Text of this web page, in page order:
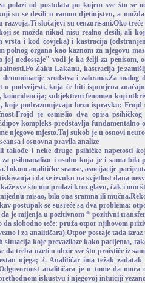
polazi od postulata po kojem sve što
su se desili u ranom djetinjstvu, a
razvoja.Ti slučajevi su cenzurisani.Oko
se možda nikad nisu realno desili, ali
vrsta i kod čovjeka) i kastracija
polnog organa kao kaznom za njegovu
joj nedostaje" vodi je ka želji za penisom,
Žaku Lakanu, kastracija je
denominacije srodstva i zabrana.Za
u podsvijesti, koja će biti ispunjena
koincidencija; subjektivni fenomen koji
koje podrazumjevaju brzu ispravku: Frojd
je osmislio dva opisa
kompleks predstavlja
njegovo mjesto.Taj sukob je u osnovi
i osnovna pravila analize
takođe i neke druge psihičke napetosti
psihoanalizu i osobu koja je i sama
analitičke seanse, asocijacije
i da se izvuku na svjetlost dana
sve što mu prolazi kroz glavu, čak i ono
misao, bila ona sramna ili
postupak se susreće sa dva problema:
je mijenja u pozitivnom * pozitivni
da slobodno teče: pruža otpor njihovom
i za analitičara).Otpor postaje tada
situacija koje prevazilaze kako pacijenta,
da treba uzeti u obzir sve što proističe iz
njega; 2. Analitičar ima težak
analitičara je u tome da
iskustvu i njegovoj intuiciji